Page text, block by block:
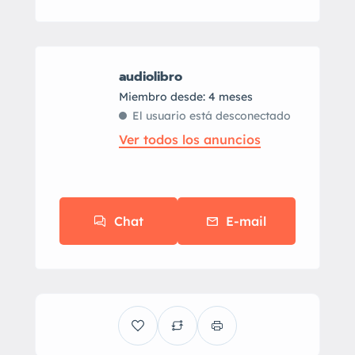
audiolibro
Miembro desde: 4 meses
El usuario está desconectado
Ver todos los anuncios
Chat E-mail